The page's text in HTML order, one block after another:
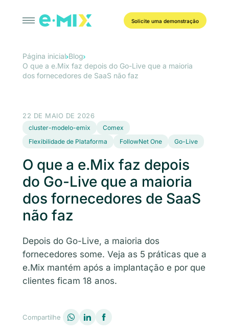
Solicite uma demonstração
Página inicial Blog
O que a e.Mix faz depois do Go-Live que a maioria
dos fornecedores de SaaS não faz
22 DE MAIO DE 2026
cluster-modelo-emix
Comex
Flexibilidade de Plataforma
FollowNet One Go-Live
O que a e.Mix faz depois
do Go-Live que a maioria
dos fornecedores de SaaS
não faz
Depois do Go-Live, a maioria dos
fornecedores some. Veja as 5 práticas que a
e.Mix mantém após a implantação e por que
clientes ficam 18 anos.
Compartilhe